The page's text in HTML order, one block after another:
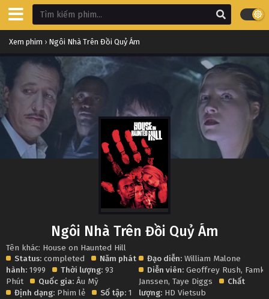
Xem phim › Ngôi Nhà Trên Đồi Quỷ Ám
Ngôi Nhà Trên Đồi Quỷ Ám
Tên khác: House on Haunted Hill
Status: completed
Năm phát
hành: 1999 Thời lượng: 93
Phút
Quốc gia: Âu Mỹ
Định dạng: Phim lẻ Số tập: 1
Đạo diễn: William Malone
Diễn viên: Geoffrey Rush, Famke
Janssen,Taye Diggs
Chất
lượng: HD Vietsub